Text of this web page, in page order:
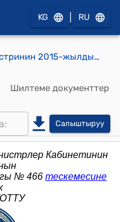
KG RU
КР Премьер-министринин 2015-жылдын 19-июнундагы № 247 (Кыргыз Республикасынын Премьер-министринин жана Кыргыз Республикасынын вице-премьер-министрлеринин катчылыгы жөнүндө жобо бекитүү жөнүндө буйругу)
Шилтеме документтер
Салыштыруу